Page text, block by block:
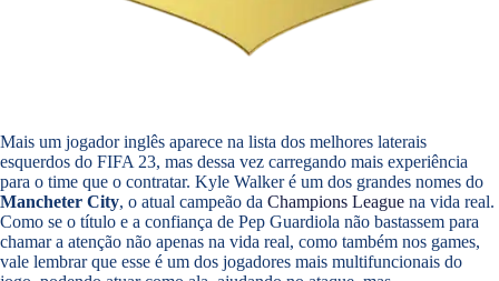
Mais um jogador inglês aparece na lista dos melhores laterais
esquerdos do FIFA 23, mas dessa vez carregando mais experiência
para o time que o contratar. Kyle Walker é um dos grandes nomes do
Mancheter City, o atual campeão da Champions League na vida real.
Como se o título e a confiança de Pep Guardiola não bastassem para
chamar a atenção não apenas na vida real, como também nos games,
vale lembrar que esse é um dos jogadores mais multifuncionais do